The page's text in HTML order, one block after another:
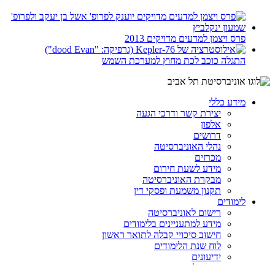
פרס ויצמן למדעים מדויקים 2013
התגלה כוכב לכת מחוץ למערכת השמש
מידע כללי
יצירת קשר ודרכי הגעה
אלפון
דרושים
נהלי האוניברסיטה
מכרזים
מידע לשעת חירום
מבקרת האוניברסיטה
תקנון משמעת ופסקי דין
לימודים
רישום לאוניברסיטה
מידע למתעניינים בלימודים
חישוב סיכויי קבלה לתואר ראשון
לוח שנת הלימודים
ידיעונים